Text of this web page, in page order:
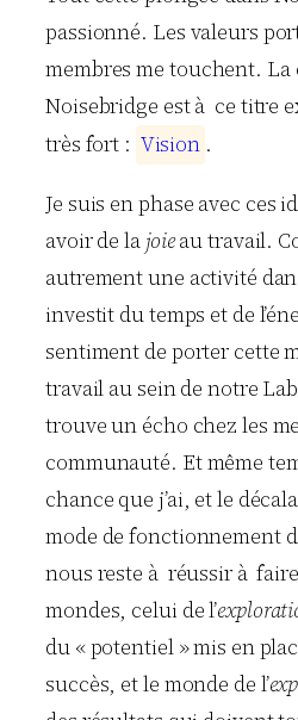
passionné. Les valeurs
membres me touchent. La
Noisebridge est à ce titre
très fort : Vision .
Je suis en phase avec ces
avoir de la joieau travail.
autrement une activité
investit du temps et de
sentiment de porter cette
travail au sein de notre
trouve un écho chez les
communauté. Et même
chance que j’ai, et le
mode de fonctionnement
nous reste à réussir à
mondes, celui de l’
du « potentiel » mis en
succès, et le monde de l’